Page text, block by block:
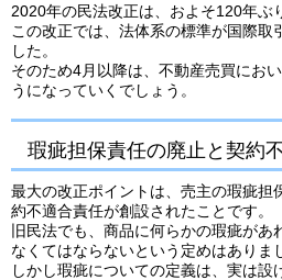
2020年の民法改正は、およそ120年ぶ
この改正では、法体系の標準が国際取
した。
そのため4月以降は、不動産売買にお
うになっていくでしょう。
瑕疵担保責任の廃止と契約
最大の改正ポイントは、売主の瑕疵担
約不適合責任が創設されたことです。
旧民法でも、商品に何らかの瑕疵があ
なくてはならないという定めはありま
しかし瑕疵についての定義は、実は設